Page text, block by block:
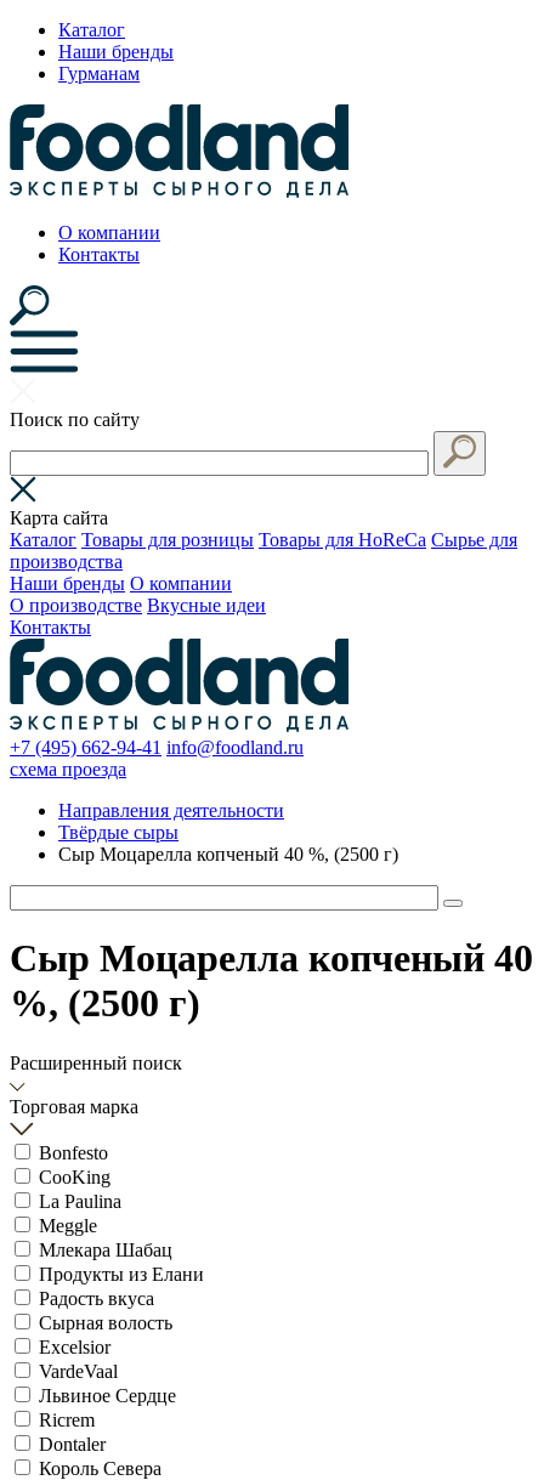
Каталог
Наши бренды
Гурманам
О компании
Контакты
Поиск по сайту
Карта сайта
Каталог Товары для розницы Товары для HoReCa Сырье для
производства
Наши бренды О компании
О производстве Вкусные идеи
Контакты
+7 (495) 662-94-41 info@foodland.ru
схема проезда
Направления деятельности
Твёрдые сыры
Сыр Моцарелла копченый 40 %, (2500 г)
Сыр Моцарелла копченый 40
%, (2500 г)
Расширенный поиск
Торговая марка
Bonfesto
CooKing
La Paulina
Meggle
Млекара Шабац
Продукты из Елани
Радость вкуса
Сырная волость
Excelsior
VardeVaal
Львиное Сердце
Ricrem
Dontaler
Король Севера